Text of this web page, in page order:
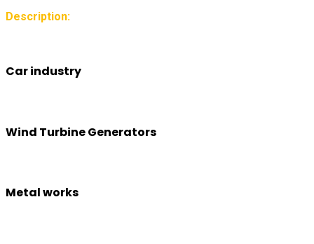
Description:
Car industry
Wind Turbine Generators
Metal works